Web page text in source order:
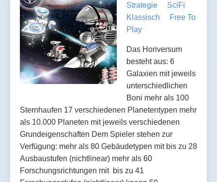
Strategie
SciFi
Klassisch
Free To
Play
Das Horiversum
besteht aus: 6
Galaxien mit jeweils
unterschiedlichen
Boni mehr als 100
Sternhaufen 17 verschiedenen Planetentypen mehr
als 10.000 Planeten mit jeweils verschiedenen
Grundeigenschaften Dem Spieler stehen zur
Verfügung: mehr als 80 Gebäudetypen mit bis zu 28
Ausbaustufen (nichtlinear) mehr als 60
Forschungsrichtungen mit bis zu 41